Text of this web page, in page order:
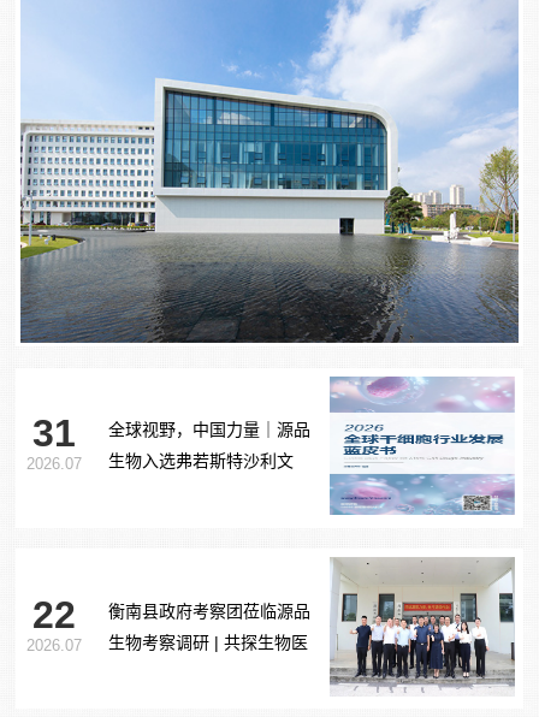
31
2026.07
全球视野，中国力量｜源品
生物入选弗若斯特沙利文
22
2026.07
衡南县政府考察团莅临源品
生物考察调研 | 共探生物医